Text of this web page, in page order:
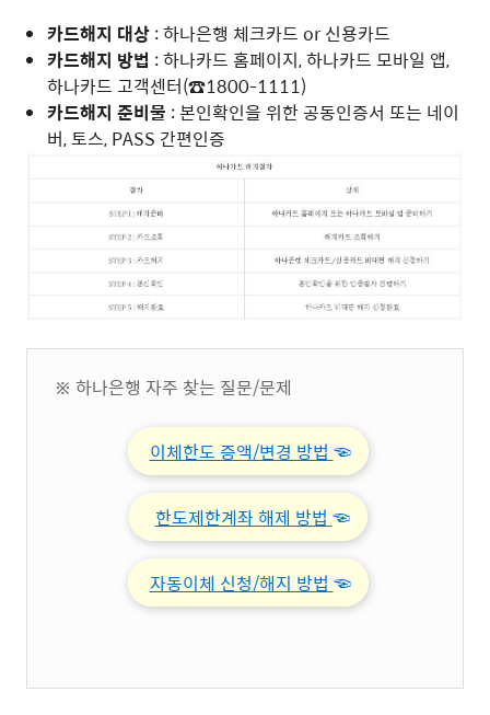
카드해지 대상 : 하나은행 체크카드 or 신용카드
카드해지 방법 : 하나카드 홈페이지, 하나카드 모바일 앱,
하나카드 고객센터(☎1800-1111)
카드해지 준비물 : 본인확인을 위한 공동인증서 또는 네이
버, 토스, PASS 간편인증
※ 하나은행 자주 찾는 질문/문제
이체한도 증액/변경 방법 ☜
한도제한계좌 해제 방법 ☜
자동이체 신청/해지 방법 ☜